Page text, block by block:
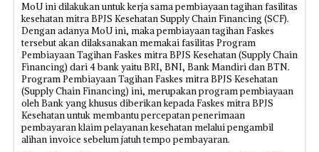
MoU ini dilakukan untuk kerja sama pembiayaan tagihan fasilitas
kesehatan mitra BPJS Kesehatan Supply Chain Financing (SCF).
Dengan adanya MoU ini, maka pembiayaan tagihan Faskes
tersebut akan dilaksanakan memakai fasilitas Program
Pembiayaan Tagihan Faskes mitra BPJS Kesehatan (Supply Chain
Financing) dari 4 bank yaitu BRI, BNI, Bank Mandiri dan BTN.
Program Pembiayaan Tagihan Faskes mitra BPJS Kesehatan
(Supply Chain Financing) ini, merupakan program pembiayaan
oleh Bank yang khusus diberikan kepada Faskes mitra BPJS
Kesehatan untuk membantu percepatan penerimaan
pembayaran klaim pelayanan kesehatan melalui pengambil
alihan invoice sebelum jatuh tempo pembayaran.